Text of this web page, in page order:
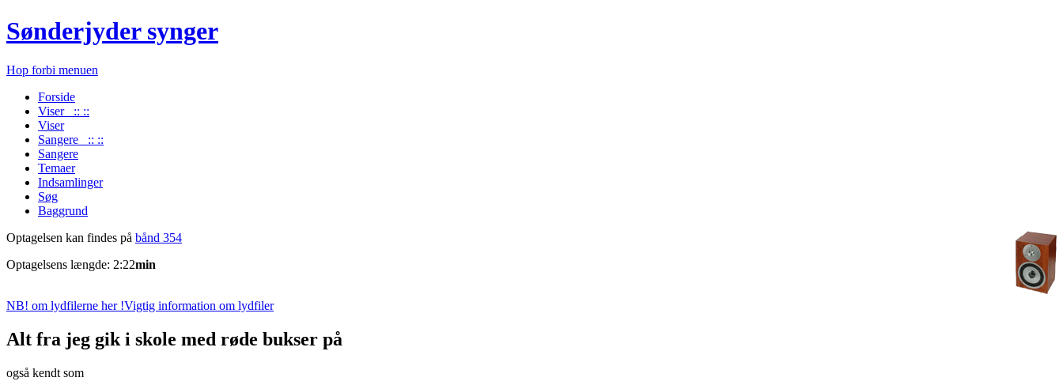
Sønderjyder synger
Hop forbi menuen
Forside
Viser :: ::
Viser
Sangere :: ::
Sangere
Temaer
Indsamlinger
Søg
Baggrund
Optagelsen kan findes på bånd 354
Optagelsens længde: 2:22min
NB! om lydfilerne her !Vigtig information om lydfiler
Alt fra jeg gik i skole med røde bukser på
også kendt som